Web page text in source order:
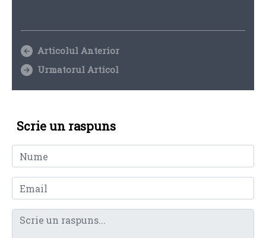
Articolul Anterior
Urmatorul Articol
Scrie un raspuns